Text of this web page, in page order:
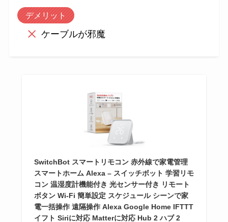
デメリット
ケーブルが邪魔
SwitchBot スマートリモコン 赤外線で家電管理
スマートホーム Alexa – スイッチボット 学習リモ
コン 温湿度計機能付き 光センサー付き リモート
ボタン Wi-Fi 簡単設定 スケジュール シーンで家
電一括操作 遠隔操作 Alexa Google Home IFTTT
イフト Siriに対応 Matterに対応 Hub 2 ハブ 2